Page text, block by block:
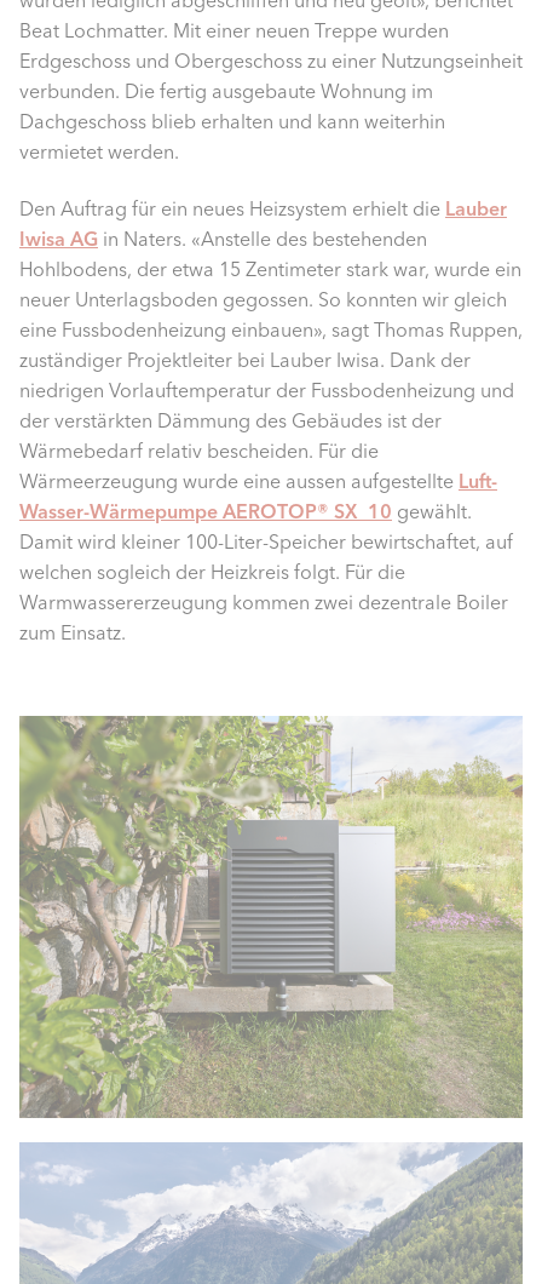
Beat Lochmatter. Mit einer neuen Treppe wurden
Erdgeschoss und Obergeschoss zu einer Nutzungseinheit
verbunden. Die fertig ausgebaute Wohnung im
Dachgeschoss blieb erhalten und kann weiterhin
vermietet werden.
Den Auftrag für ein neues Heizsystem erhielt die Lauber
Iwisa AG in Naters. «Anstelle des bestehenden
Hohlbodens, der etwa 15 Zentimeter stark war, wurde ein
neuer Unterlagsboden gegossen. So konnten wir gleich
eine Fussbodenheizung einbauen», sagt Thomas Ruppen,
zuständiger Projektleiter bei Lauber Iwisa. Dank der
niedrigen Vorlauftemperatur der Fussbodenheizung und
der verstärkten Dämmung des Gebäudes ist der
Wärmebedarf relativ bescheiden. Für die
Wärmeerzeugung wurde eine aussen aufgestellte Luft-
Wasser-Wärmepumpe AEROTOP® SX 10 gewählt.
Damit wird kleiner 100-Liter-Speicher bewirtschaftet, auf
welchen sogleich der Heizkreis folgt. Für die
Warmwassererzeugung kommen zwei dezentrale Boiler
zum Einsatz.